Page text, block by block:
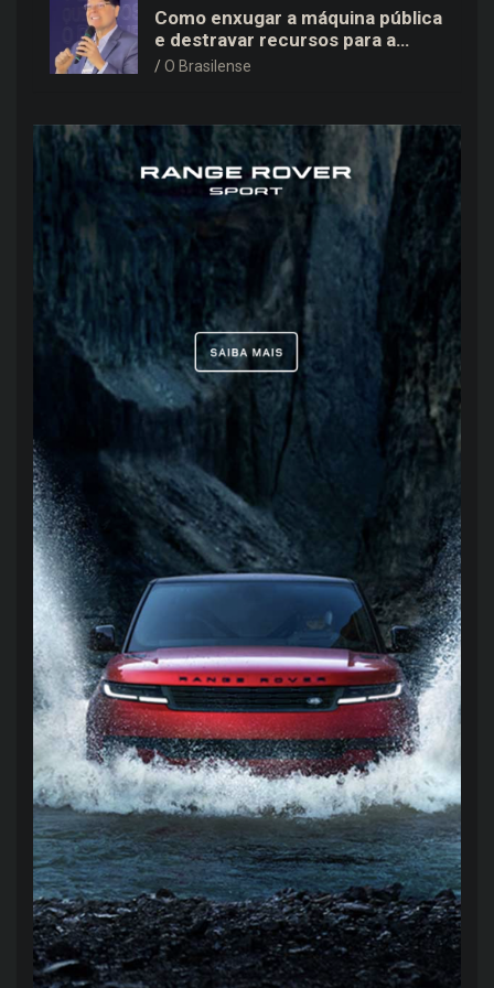
Como enxugar a máquina pública
e destravar recursos para a
saúde e educação no DF
O Brasilense